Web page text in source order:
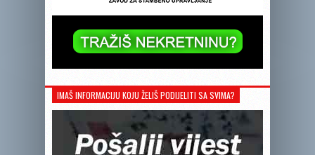
IMAŠ INFORMACIJU KOJU ŽELIŠ PODIJELITI SA SVIMA?